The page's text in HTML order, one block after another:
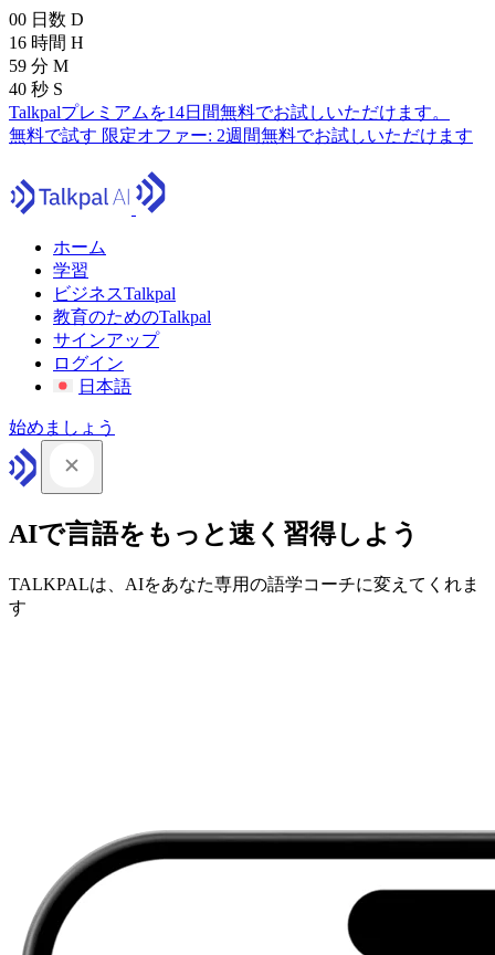
00 日数 D
16 時間 H
59 分 M
39 秒 S
Talkpalプレミアムを14日間無料でお試しいただけます。
無料で試す 限定オファー: 2週間無料でお試しいただけます
ホーム
学習
ビジネスTalkpal
教育のためのTalkpal
サインアップ
ログイン
日本語
始めましょう
AIで言語をもっと速く習得しよう
TALKPALは、AIをあなた専用の語学コーチに変えてくれま
す